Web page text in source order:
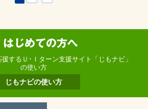
するＵ･Ｉターン支援サイト「じもナビ」
の使い方
じもナビの使い方